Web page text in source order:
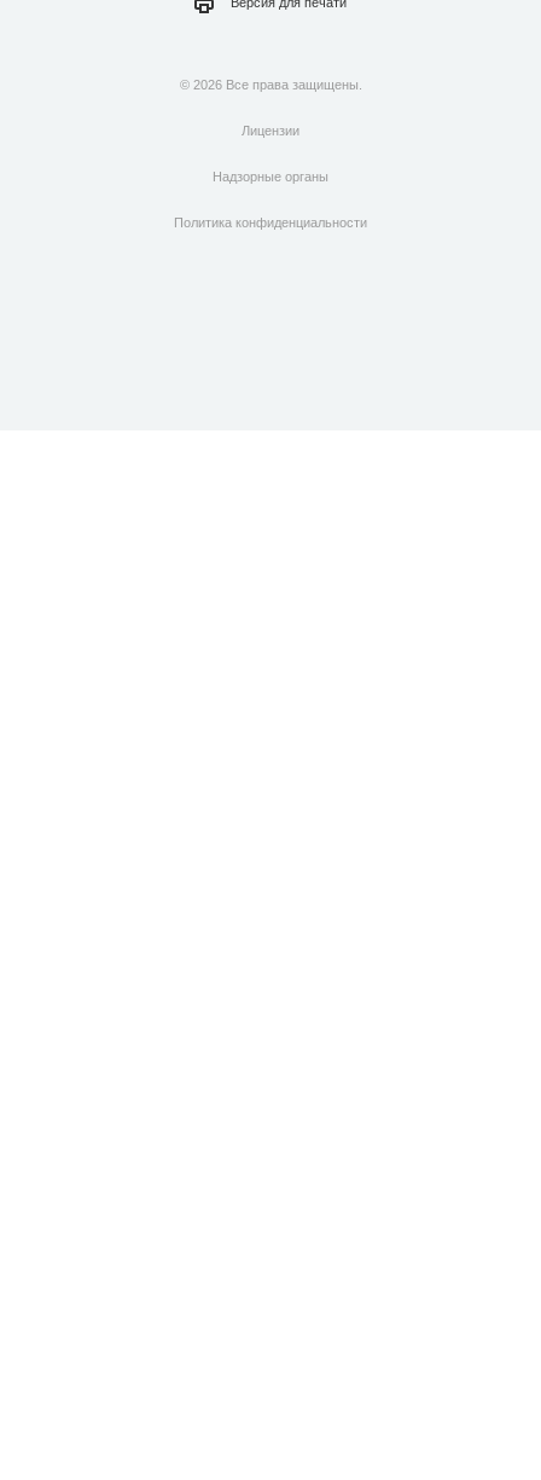
© 2026 Все права защищены.
Лицензии
Надзорные органы
Политика конфиденциальности